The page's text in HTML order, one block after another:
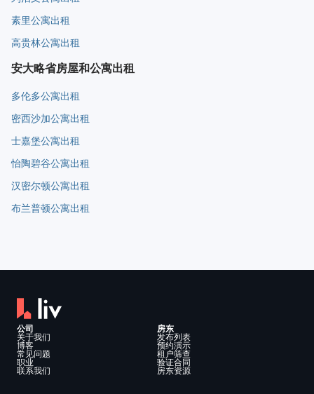
素里公寓出租
高贵林公寓出租
安大略省房屋和公寓出租
多伦多公寓出租
密西沙加公寓出租
士嘉堡公寓出租
怡陶碧谷公寓出租
汉密尔顿公寓出租
布兰普顿公寓出租
公司
关于我们
博客
常见问题
职业
联系我们
房东
发布列表
预约演示
租户筛查
验证合同
房东资源